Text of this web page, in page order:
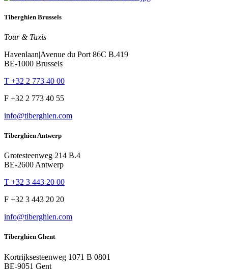
Tiberghien Brussels
Tour & Taxis
Havenlaan|Avenue du Port 86C B.419
BE-1000 Brussels
T +32 2 773 40 00
F +32 2 773 40 55
info@tiberghien.com
Tiberghien Antwerp
Grotesteenweg 214 B.4
BE-2600 Antwerp
T +32 3 443 20 00
F +32 3 443 20 20
info@tiberghien.com
Tiberghien Ghent
Kortrijksesteenweg 1071 B 0801
BE-9051 Gent